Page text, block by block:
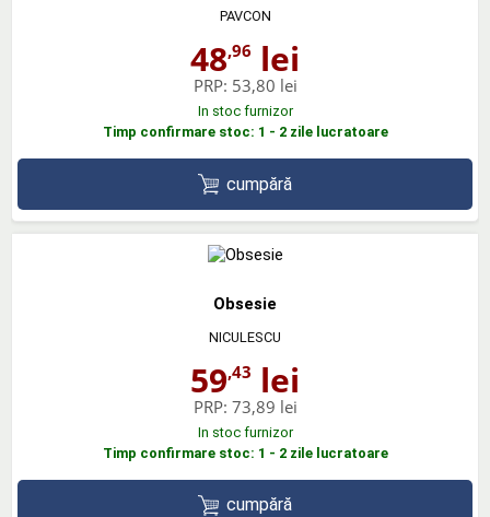
PAVCON
48,96 lei
PRP: 53,80 lei
In stoc furnizor
Timp confirmare stoc: 1 - 2 zile lucratoare
cumpără
Obsesie
NICULESCU
59,43 lei
PRP: 73,89 lei
In stoc furnizor
Timp confirmare stoc: 1 - 2 zile lucratoare
cumpără